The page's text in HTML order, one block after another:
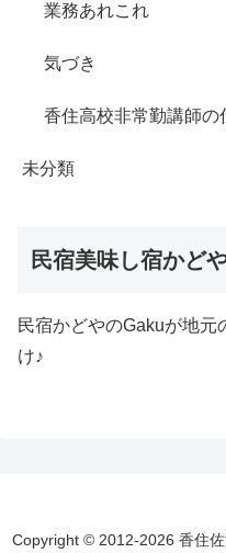
業務あれこれ
気づき
香住高校非常勤講師の
未分類
民宿美味し宿かど
民宿かどやのGakuが地元
け♪
Copyright © 2012-2026 香住